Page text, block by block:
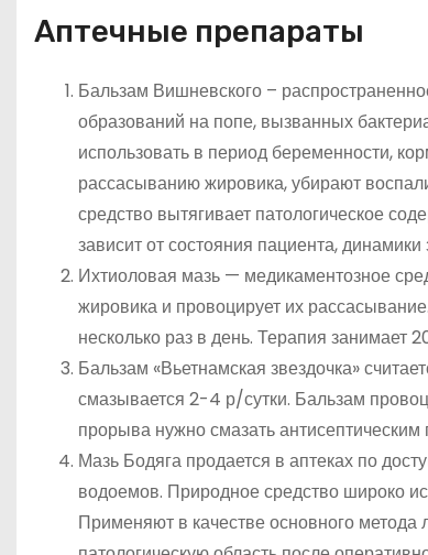
Аптечные препараты
Бальзам Вишневского –
образований на попе, вызванных
использовать в период беременности,
рассасыванию жировика, убирают
средство вытягивает патологическое
зависит от состояния пациента,
Ихтиоловая мазь — медикаментозное
жировика и провоцирует их
несколько раз в день. Терапия занимает
Бальзам «Вьетнамская звездочка»
смазывается 2-4 р/сутки. Бальзам
прорыва нужно смазать антисептическим
Мазь Бодяга продается в аптеках по
водоемов. Природное средство широко
Применяют в качестве основного метода